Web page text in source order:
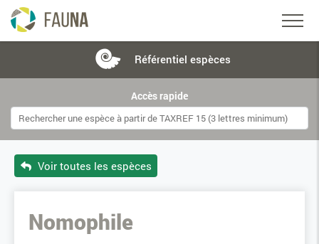
Référentiel espèces
Accès rapide
Voir toutes les espèces
Nomophile